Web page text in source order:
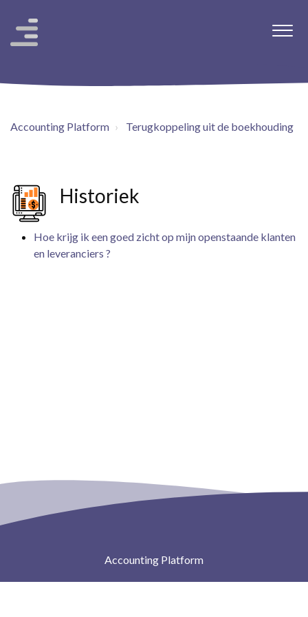
Accounting Platform Terugkoppeling uit de boekhouding
Historiek
Hoe krijg ik een goed zicht op mijn openstaande klanten
en leveranciers ?
Accounting Platform